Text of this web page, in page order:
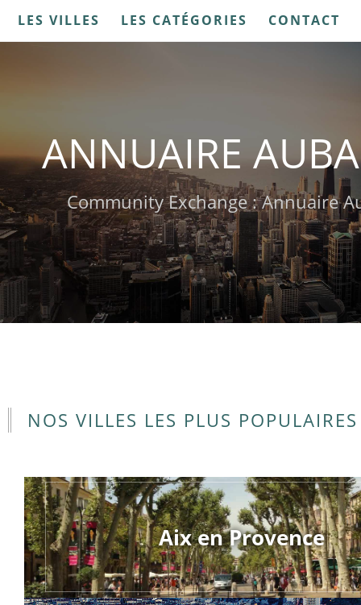
LES VILLES LES CATÉGORIES CONTACT
ANNUAIRE
Community Exchange : Annuaire
NOS VILLES LES PLUS POPULAIRES
Aix en Provence